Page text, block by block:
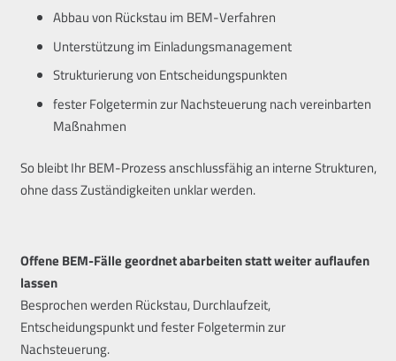
Abbau von Rückstau im BEM-Verfahren
Unterstützung im Einladungsmanagement
Strukturierung von Entscheidungspunkten
fester Folgetermin zur Nachsteuerung nach vereinbarten
Maßnahmen
So bleibt Ihr BEM-Prozess anschlussfähig an interne Strukturen,
ohne dass Zuständigkeiten unklar werden.
Offene BEM-Fälle geordnet abarbeiten statt weiter auflaufen
lassen
Besprochen werden Rückstau, Durchlaufzeit,
Entscheidungspunkt und fester Folgetermin zur
Nachsteuerung.